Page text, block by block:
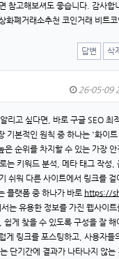
참고해보셔도 좋습니다. 감사합
화폐거래소추천 코인거래 비트코
답변
삭
26-05-09
리고 싶다면, 바로 구글 SEO 최
기본적인 원칙 중 하나는 '화이트
순위를 차지할 수 있는 가장 안
는 키워드 분석, 메타 태그 작성,
쉬워 다른 사이트에서 링크를 걸
플랫폼 중 하나가 바로 https://
는 유용한 정보를 가진 웹사이트
게 찾을 수 있도록 구성을 잘 해
게 링크를 포스팅하고, 사용자들
단기간에 결과가 나타나지 않는